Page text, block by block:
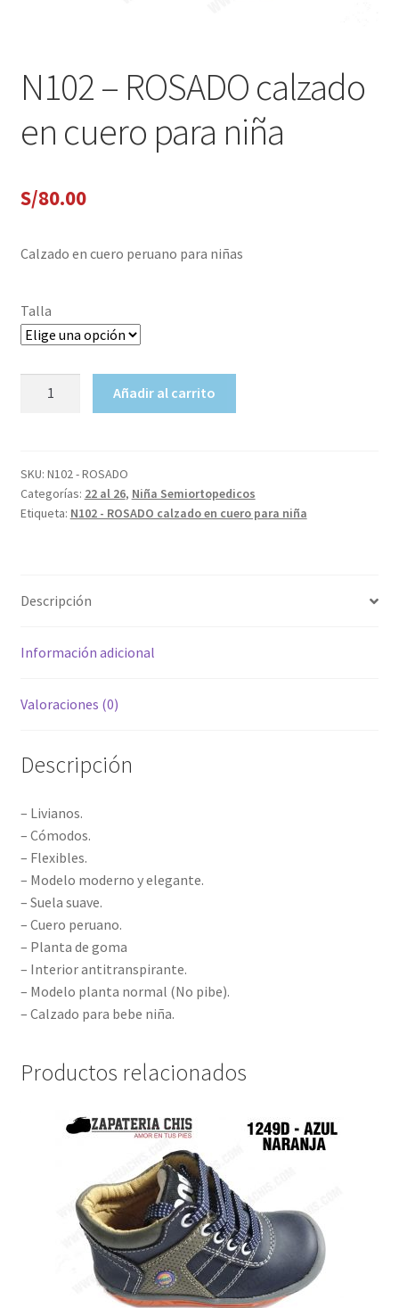
N102 – ROSADO calzado
en cuero para niña
S/80.00
Calzado en cuero peruano para niñas
Talla
en
cuero
para
Añadir al carrito
SKU: N102 - ROSADO
Categorías: 22 al 26, Niña Semiortopedicos
Etiqueta: N102 - ROSADO calzado en cuero para niña
Descripción
Información adicional
Valoraciones (0)
Descripción
– Livianos.
– Cómodos.
– Flexibles.
– Modelo moderno y elegante.
– Suela suave.
– Cuero peruano.
– Planta de goma
– Interior antitranspirante.
– Modelo planta normal (No pibe).
– Calzado para bebe niña.
Productos relacionados